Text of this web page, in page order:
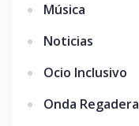
Música
Noticias
Ocio Inclusivo
Onda Regadera